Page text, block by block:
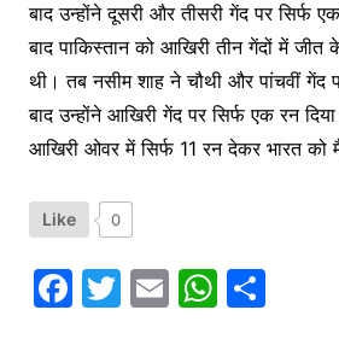
बाद उन्होंने दूसरी और तीसरी गेंद पर सिर्फ
बाद पाकिस्तान को आखिरी तीन गेंदों में
थी। तब नसीम शाह ने चौथी और पांचवीं गेंद
बाद उन्होंने आखिरी गेंद पर सिर्फ एक रन
आखिरी ओवर में सिर्फ 11 रन देकर भारत को
Like 0
F T E W S